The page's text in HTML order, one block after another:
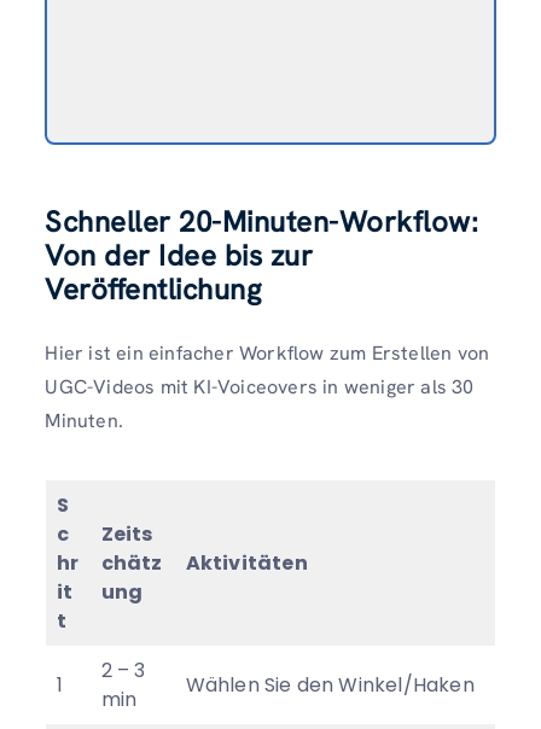
Schneller 20-Minuten-Workflow:
Von der Idee bis zur
Veröffentlichung
Hier ist ein einfacher Workflow zum Erstellen von
UGC-Videos mit KI-Voiceovers in weniger als 30
Minuten.
S
c
hr
it
t
Zeits
chätz
ung
Aktivitäten
1
2 – 3
min
Wählen Sie den Winkel/Haken